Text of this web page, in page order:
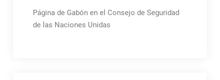
Página de Gabón en el Consejo de Seguridad
de las Naciones Unidas